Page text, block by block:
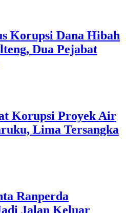
Korupsi Dana Hibah
Dua Pejabat
Korupsi Proyek Air
Lima Tersangka
Ranperda
Jalan Keluar